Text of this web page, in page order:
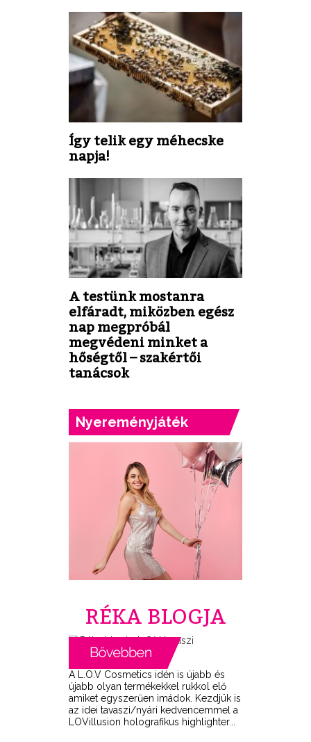
Így telik egy méhecske
napja!
A testünk mostanra
elfáradt, miközben egész
nap megpróbál
megvédeni minket a
hőségtől – szakértői
tanácsok
Nyereményjáték
RÉKA BLOGJA
A L.O.V Cosmetics idén is újabb és
újabb olyan termékekkel rukkol elő
amiket egyszerűen imádok. Kezdjük is
az idei tavaszi/nyári kedvencemmel a
LOVillusion holografikus highlighter...